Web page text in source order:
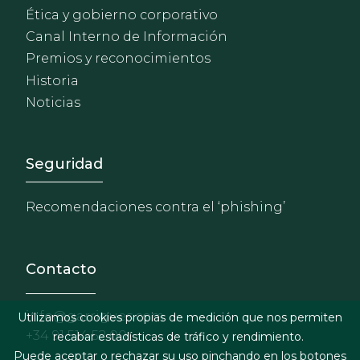
Ética y gobierno corporativo
Canal Interno de Información
Premios y reconocimientos
Historia
Noticias
Footer - Extranet y
Seguridad
Recomendaciones contra el ‘phishing’
Contacto
info@garrigues.com
+34 91 514 52 00
Utilizamos cookies propias de medición que nos permiten
recabar estadísticas de tráfico y rendimiento.
Puede aceptar o rechazar su uso pinchando en los botones